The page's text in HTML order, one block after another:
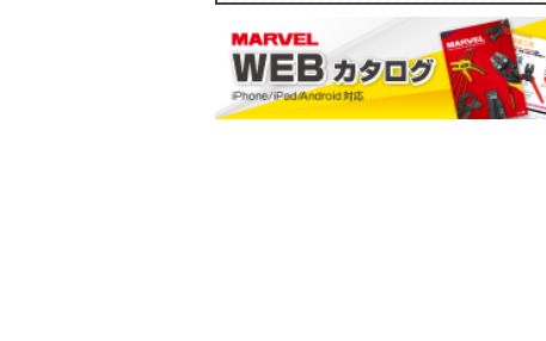
マルチポーチ
小判型ポケット